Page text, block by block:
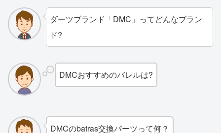
ダーツブランド「DMC」ってどんなブラン
ド?
DMCおすすめのバレルは?
DMCのbatras交換パーツって何？